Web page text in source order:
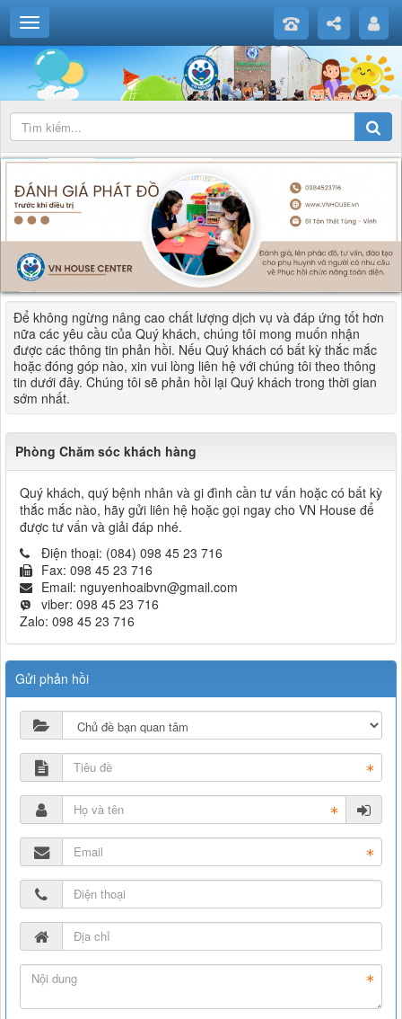
Để không ngừng nâng cao chất lượng dịch vụ và đáp ứng tốt hơn
nữa các yêu cầu của Quý khách, chúng tôi mong muốn nhận
được các thông tin phản hồi. Nếu Quý khách có bất kỳ thắc mắc
hoặc đóng góp nào, xin vui lòng liên hệ với chúng tôi theo thông
tin dưới đây. Chúng tôi sẽ phản hồi lại Quý khách trong thời gian
sớm nhất.
Phòng Chăm sóc khách hàng
Quý khách, quý bệnh nhân và gi đình cần tư vấn hoặc có bất kỳ
thắc mắc nào, hãy gửi liên hệ hoặc gọi ngay cho VN House để
được tư vấn và giải đáp nhé.
Điện thoại: (084) 098 45 23 716
Fax: 098 45 23 716
Email: nguyenhoaibvn@gmail.com
viber: 098 45 23 716
Zalo: 098 45 23 716
Gửi phản hồi